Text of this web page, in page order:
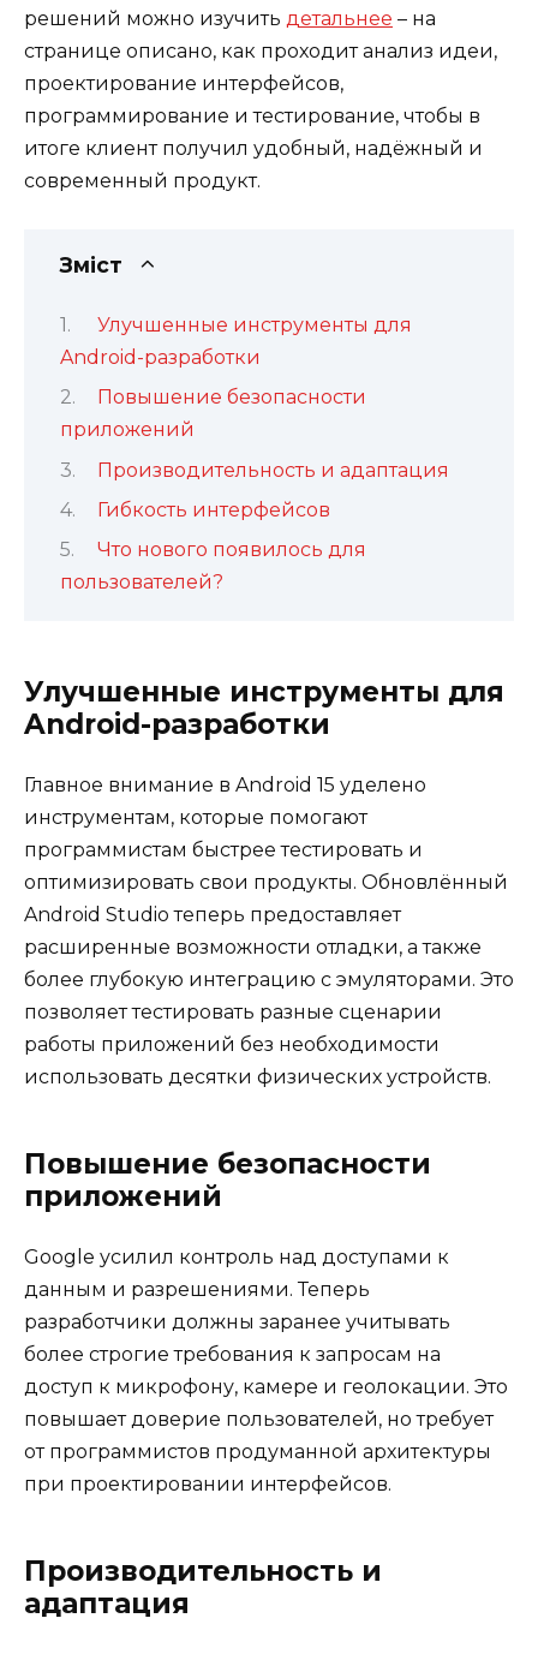
решений можно изучить детальнее – на
странице описано, как проходит анализ идеи,
проектирование интерфейсов,
программирование и тестирование, чтобы в
итоге клиент получил удобный, надёжный и
современный продукт.
Зміст
Улучшенные инструменты для
Android-разработки
Повышение безопасности
приложений
Производительность и адаптация
Гибкость интерфейсов
Что нового появилось для
пользователей?
Улучшенные инструменты для
Android-разработки
Главное внимание в Android 15 уделено
инструментам, которые помогают
программистам быстрее тестировать и
оптимизировать свои продукты. Обновлённый
Android Studio теперь предоставляет
расширенные возможности отладки, а также
более глубокую интеграцию с эмуляторами. Это
позволяет тестировать разные сценарии
работы приложений без необходимости
использовать десятки физических устройств.
Повышение безопасности
приложений
Google усилил контроль над доступами к
данным и разрешениями. Теперь
разработчики должны заранее учитывать
более строгие требования к запросам на
доступ к микрофону, камере и геолокации. Это
повышает доверие пользователей, но требует
от программистов продуманной архитектуры
при проектировании интерфейсов.
Производительность и
адаптация